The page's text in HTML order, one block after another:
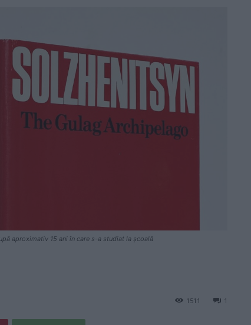
aproximativ 15 ani în care s-a studiat la școală
1
1511